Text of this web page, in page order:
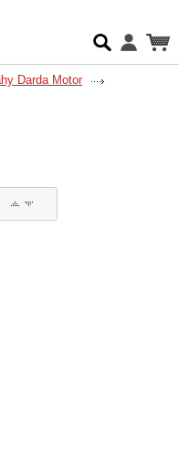
Darda Motor